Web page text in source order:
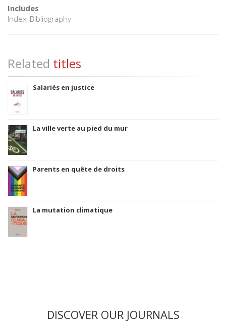
Includes
Index, Bibliography
Related titles
Salariés en justice
La ville verte au pied du mur
Parents en quête de droits
La mutation climatique
DISCOVER OUR JOURNALS